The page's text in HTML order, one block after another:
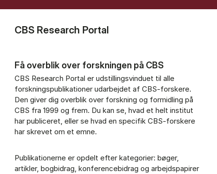
CBS Research Portal
Få overblik over forskningen på CBS
CBS Research Portal er udstillingsvinduet til alle
forskningspublikationer udarbejdet af CBS-forskere.
Den giver dig overblik over forskning og formidling på
CBS fra 1999 og frem. Du kan se, hvad et helt institut
har publiceret, eller se hvad en specifik CBS-forskere
har skrevet om et emne.
Publikationerne er opdelt efter kategorier: bøger,
artikler, bogbidrag, konferencebidrag og arbejdspapirer